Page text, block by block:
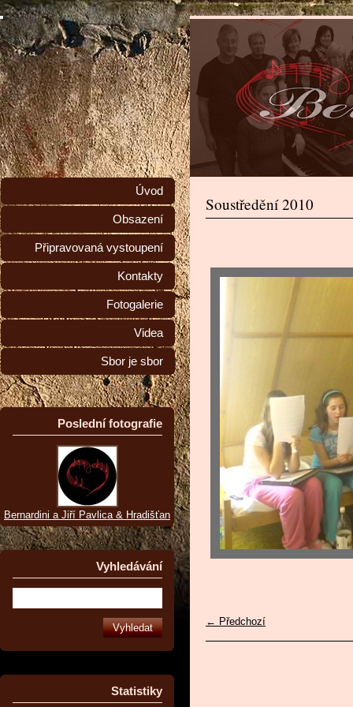
Soustředění 2010
← Předchozí
Úvod
Obsazení
Připravovaná vystoupení
Kontakty
Fotogalerie
Videa
Sbor je sbor
Poslední fotografie
Bernardini a Jiří Pavlica & Hradišťan
Vyhledávání
Statistiky